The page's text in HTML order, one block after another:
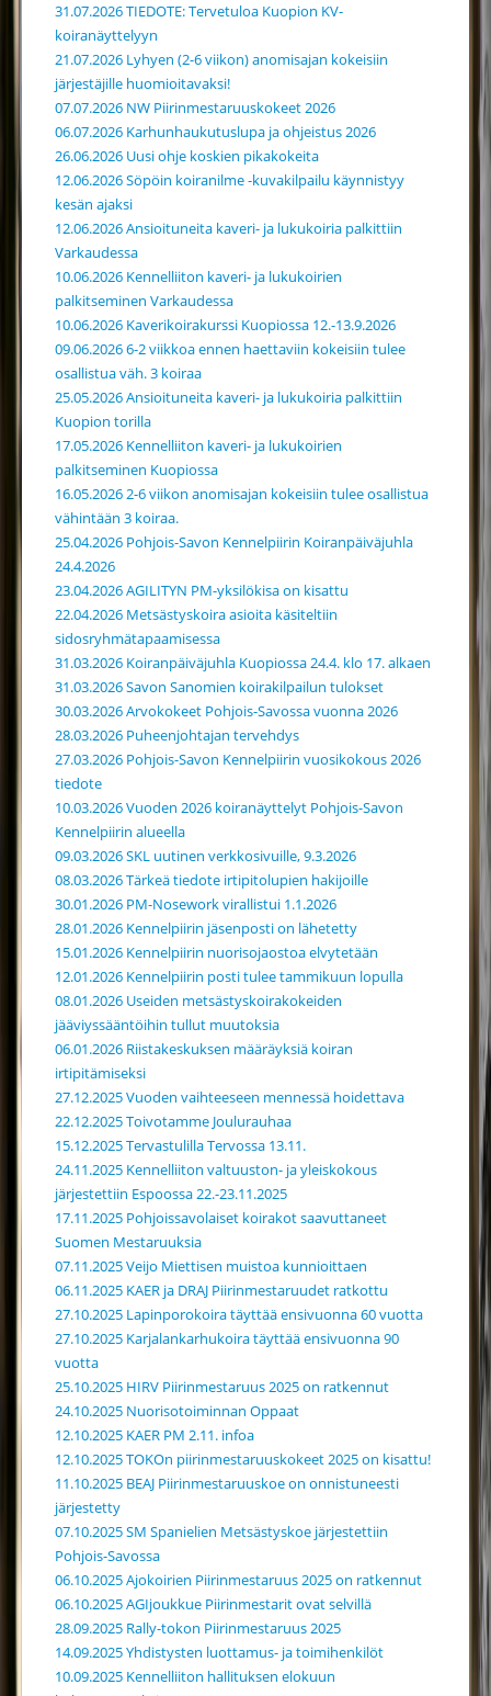
31.07.2026 TIEDOTE: Tervetuloa Kuopion KV-
koiranäyttelyyn
21.07.2026 Lyhyen (2-6 viikon) anomisajan kokeisiin
järjestäjille huomioitavaksi!
07.07.2026 NW Piirinmestaruuskokeet 2026
06.07.2026 Karhunhaukutuslupa ja ohjeistus 2026
26.06.2026 Uusi ohje koskien pikakokeita
12.06.2026 Söpöin koiranilme -kuvakilpailu käynnistyy
kesän ajaksi
12.06.2026 Ansioituneita kaveri- ja lukukoiria palkittiin
Varkaudessa
10.06.2026 Kennelliiton kaveri- ja lukukoirien
palkitseminen Varkaudessa
10.06.2026 Kaverikoirakurssi Kuopiossa 12.-13.9.2026
09.06.2026 6-2 viikkoa ennen haettaviin kokeisiin tulee
osallistua väh. 3 koiraa
25.05.2026 Ansioituneita kaveri- ja lukukoiria palkittiin
Kuopion torilla
17.05.2026 Kennelliiton kaveri- ja lukukoirien
palkitseminen Kuopiossa
16.05.2026 2-6 viikon anomisajan kokeisiin tulee osallistua
vähintään 3 koiraa.
25.04.2026 Pohjois-Savon Kennelpiirin Koiranpäiväjuhla
24.4.2026
23.04.2026 AGILITYN PM-yksilökisa on kisattu
22.04.2026 Metsästyskoira asioita käsiteltiin
sidosryhmätapaamisessa
31.03.2026 Koiranpäiväjuhla Kuopiossa 24.4. klo 17. alkaen
31.03.2026 Savon Sanomien koirakilpailun tulokset
30.03.2026 Arvokokeet Pohjois-Savossa vuonna 2026
28.03.2026 Puheenjohtajan tervehdys
27.03.2026 Pohjois-Savon Kennelpiirin vuosikokous 2026
tiedote
10.03.2026 Vuoden 2026 koiranäyttelyt Pohjois-Savon
Kennelpiirin alueella
09.03.2026 SKL uutinen verkkosivuille, 9.3.2026
08.03.2026 Tärkeä tiedote irtipitolupien hakijoille
30.01.2026 PM-Nosework virallistui 1.1.2026
28.01.2026 Kennelpiirin jäsenposti on lähetetty
15.01.2026 Kennelpiirin nuorisojaostoa elvytetään
12.01.2026 Kennelpiirin posti tulee tammikuun lopulla
08.01.2026 Useiden metsästyskoirakokeiden
jääviyssääntöihin tullut muutoksia
06.01.2026 Riistakeskuksen määräyksiä koiran
irtipitämiseksi
27.12.2025 Vuoden vaihteeseen mennessä hoidettava
22.12.2025 Toivotamme Joulurauhaa
15.12.2025 Tervastulilla Tervossa 13.11.
24.11.2025 Kennelliiton valtuuston- ja yleiskokous
järjestettiin Espoossa 22.-23.11.2025
17.11.2025 Pohjoissavolaiset koirakot saavuttaneet
Suomen Mestaruuksia
07.11.2025 Veijo Miettisen muistoa kunnioittaen
06.11.2025 KAER ja DRAJ Piirinmestaruudet ratkottu
27.10.2025 Lapinporokoira täyttää ensivuonna 60 vuotta
27.10.2025 Karjalankarhukoira täyttää ensivuonna 90
vuotta
25.10.2025 HIRV Piirinmestaruus 2025 on ratkennut
24.10.2025 Nuorisotoiminnan Oppaat
12.10.2025 KAER PM 2.11. infoa
12.10.2025 TOKOn piirinmestaruuskokeet 2025 on kisattu!
11.10.2025 BEAJ Piirinmestaruuskoe on onnistuneesti
järjestetty
07.10.2025 SM Spanielien Metsästyskoe järjestettiin
Pohjois-Savossa
06.10.2025 Ajokoirien Piirinmestaruus 2025 on ratkennut
06.10.2025 AGIjoukkue Piirinmestarit ovat selvillä
28.09.2025 Rally-tokon Piirinmestaruus 2025
14.09.2025 Yhdistysten luottamus- ja toimihenkilöt
10.09.2025 Kennelliiton hallituksen elokuun